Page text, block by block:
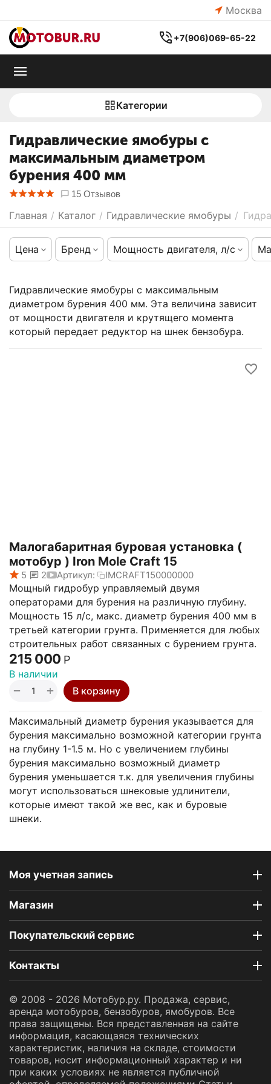
Москва
+7(906)069-65-22
Категории
Гидравлические ямобуры c
максимальным диаметром
бурения 400 мм
15 Отзывов
Главная / Каталог / Гидравлические ямобуры /
Цена Бренд Мощность двигателя, л/с
Гидравлические ямобуры c максимальным
диаметром бурения 400 мм. Эта величина зависит
от мощности двигателя и крутящего момента
который передает редуктор на шнек бензобура.
Максимальный диаметр бурения указывается для
бурения максимально возможной категории грунта
на глубину 1-1.5 м. Но с увеличением глубины
бурения максимально возможный диаметр
бурения уменьшается т.к. для увеличения глубины
могут использоваться шнековые удлинители,
которые имеют такой же вес, как и буровые
шнеки.
Малогабаритная буровая установка (
мотобур ) Iron Mole Craft 15
5 2 Артикул: IMCRAFT150000000
Мощный гидробур управляемый двумя
операторами для бурения на различную глубину.
Мощность 15 л/с, макс. диаметр бурения 400 мм в
третьей категории грунта. Применяется для любых
строительных работ связанных с бурением грунта.
215 000 Р
В наличии
+
− В корзину
Моя учетная запись
Магазин
Покупательский сервис
Контакты
© 2008 - 2026 Мотобур.ру. Продажа, сервис,
аренда мотобуров, бензобуров, ямобуров. Все
права защищены. Вся представленная на сайте
информация, касающаяся технических
характеристик, наличия на складе, стоимости
товаров, носит информационный характер и ни
при каких условиях не является публичной